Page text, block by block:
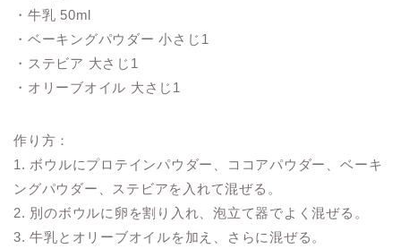
・牛乳 50ml
・ベーキングパウダー 小さじ1
・ステビア 大さじ1
・オリーブオイル 大さじ1
作り方：
1. ボウルにプロテインパウダー、ココアパウダー、ベーキ
ングパウダー、ステビアを入れて混ぜる。
2. 別のボウルに卵を割り入れ、泡立て器でよく混ぜる。
3. 牛乳とオリーブオイルを加え、さらに混ぜる。